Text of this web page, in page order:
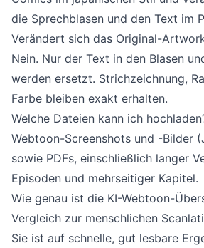
die Sprechblasen und den Text im
Verändert sich das Original-
Nein. Nur der Text in den Blasen
werden ersetzt. Strichzeichnung,
Farbe bleiben exakt erhalten.
Welche Dateien kann ich
Webtoon-Screenshots und -Bilder
sowie PDFs, einschließlich langer
Episoden und mehrseitiger Kapitel.
Wie genau ist die KI-Webtoon-
Vergleich zur menschlichen
Sie ist auf schnelle, gut lesbare